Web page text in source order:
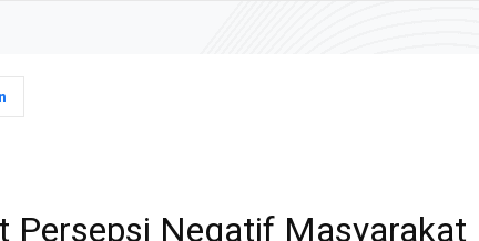
Persepsi Negatif Masyarakat